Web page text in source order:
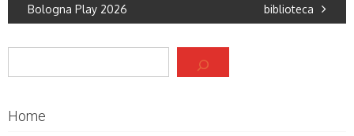
Bologna Play 2026
biblioteca
Home